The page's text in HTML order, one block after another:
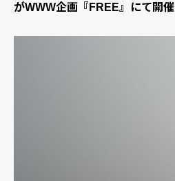
がWWW企画『FREE』にて開催